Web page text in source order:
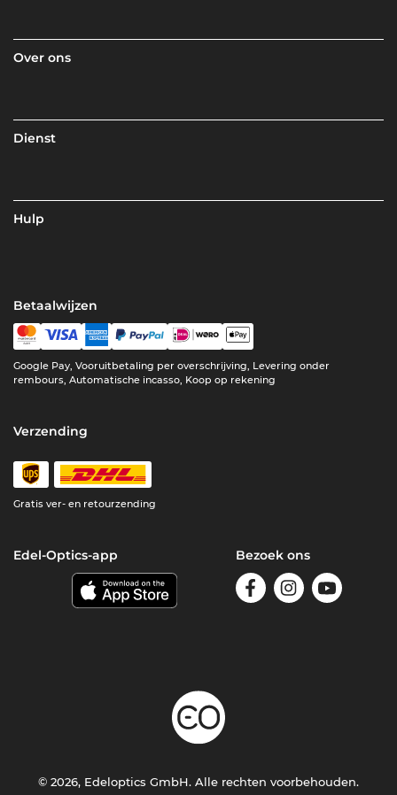
Over ons
Dienst
Hulp
Betaalwijzen
Google Pay, Vooruitbetaling per overschrijving, Levering onder
rembours, Automatische incasso, Koop op rekening
Verzending
Gratis ver- en retourzending
Edel-Optics-app Bezoek ons
© 2026, Edeloptics GmbH. Alle rechten voorbehouden.